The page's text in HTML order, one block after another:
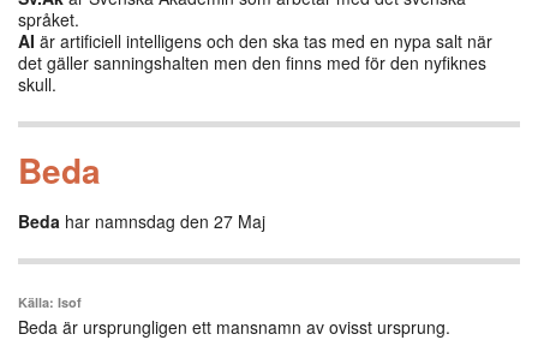
språket.
AI är artificiell intelligens och den ska tas med en nypa salt när
det gäller sanningshalten men den finns med för den nyfiknes
skull.
Beda
Beda har namnsdag den 27 Maj
Källa: Isof
Beda är ursprungligen ett mansnamn av ovisst ursprung.